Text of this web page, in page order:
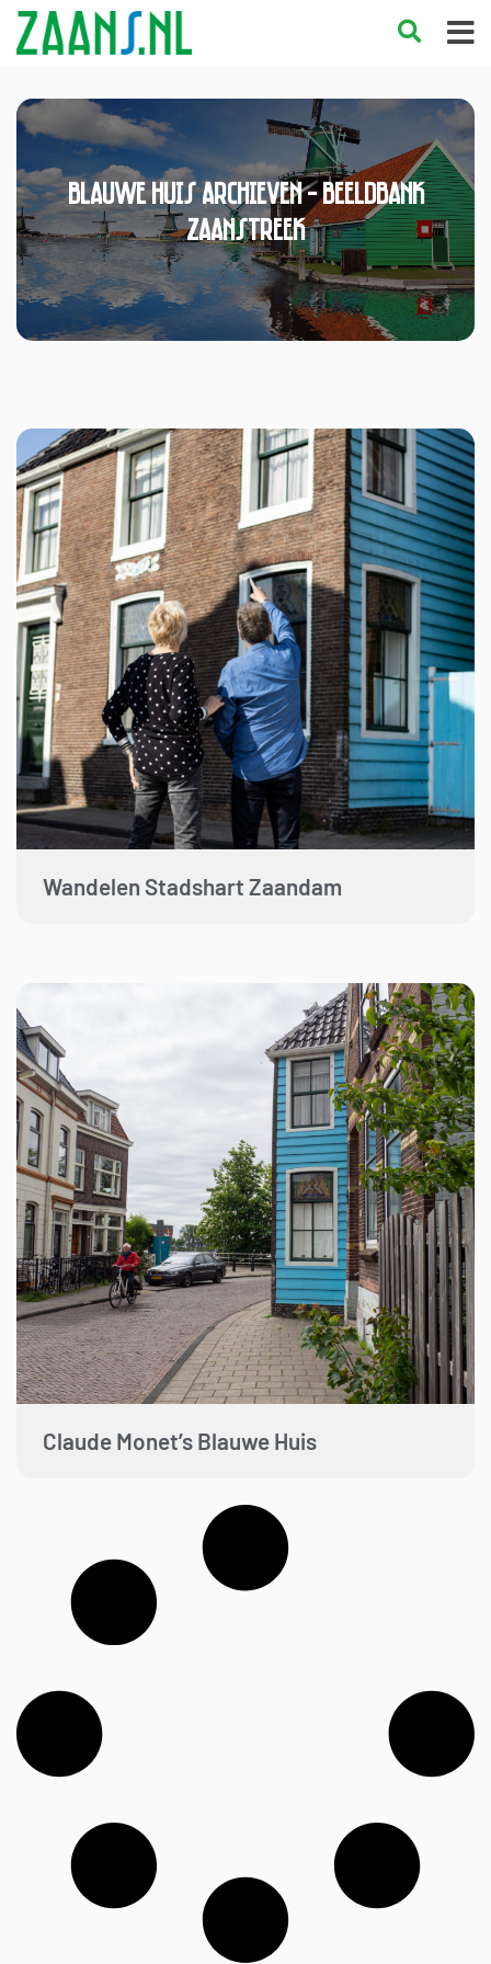
Blauwe Huis Archieven - Beeldbank
Zaanstreek
Wandelen Stadshart Zaandam
Claude Monet’s Blauwe Huis